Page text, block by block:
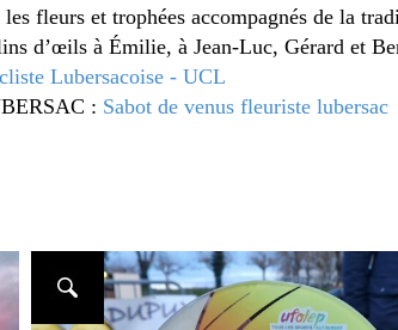
fleurs et trophées accompagnés de la
d’œils à Émilie, à Jean-Luc, Gérard et
Lubersacoise - UCL
: Sabot de venus fleuriste lubersac